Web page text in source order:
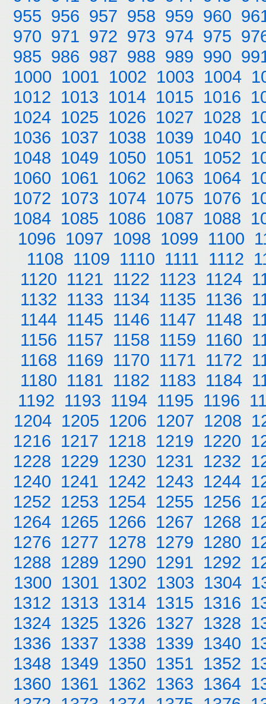
955 956 957 958 959 960
970 971 972 973 974 975
985 986 987 988 989 990
1000 1001 1002 1003 1004
1012 1013 1014 1015 1016
1024 1025 1026 1027 1028
1036 1037 1038 1039 1040
1048 1049 1050 1051 1052
1060 1061 1062 1063 1064
1072 1073 1074 1075 1076
1084 1085 1086 1087 1088
1096 1097 1098 1099 1100
1108 1109 1110 1111 1112
1120 1121 1122 1123 1124
1132 1133 1134 1135 1136
1144 1145 1146 1147 1148
1156 1157 1158 1159 1160
1168 1169 1170 1171 1172
1180 1181 1182 1183 1184
1192 1193 1194 1195 1196
1204 1205 1206 1207 1208
1216 1217 1218 1219 1220
1228 1229 1230 1231 1232
1240 1241 1242 1243 1244
1252 1253 1254 1255 1256
1264 1265 1266 1267 1268
1276 1277 1278 1279 1280
1288 1289 1290 1291 1292
1300 1301 1302 1303 1304
1312 1313 1314 1315 1316
1324 1325 1326 1327 1328
1336 1337 1338 1339 1340
1348 1349 1350 1351 1352
1360 1361 1362 1363 1364